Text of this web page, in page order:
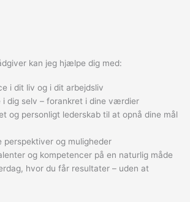
kan jeg hjælpe dig med:
i dit liv og i dit arbejdsliv
dig selv – forankret i dine værdier
og personligt lederskab til at opnå dine mål
perspektiver og muligheder
og kompetencer på en naturlig måde
hvor du får resultater – uden at